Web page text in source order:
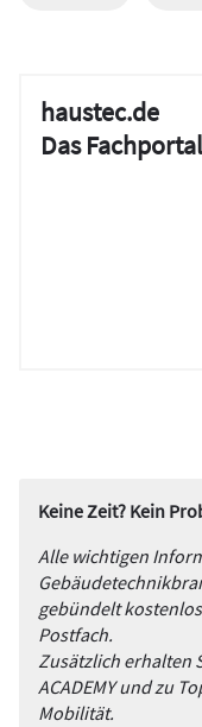
haustec.de
Das
Keine Zeit? Kein
Alle wichtigen
gebündelt
Postfach.
Zusätzlich erhalten
ACADEMY und zu
Mobilität.